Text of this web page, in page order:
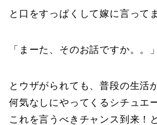
と口をすっぱくして嫁に言って
「まーた、そのお話ですか。。」
とウザがられても、普段の生活
何気なしにやってくるシチュエ
これを言うべきチャンス到来！